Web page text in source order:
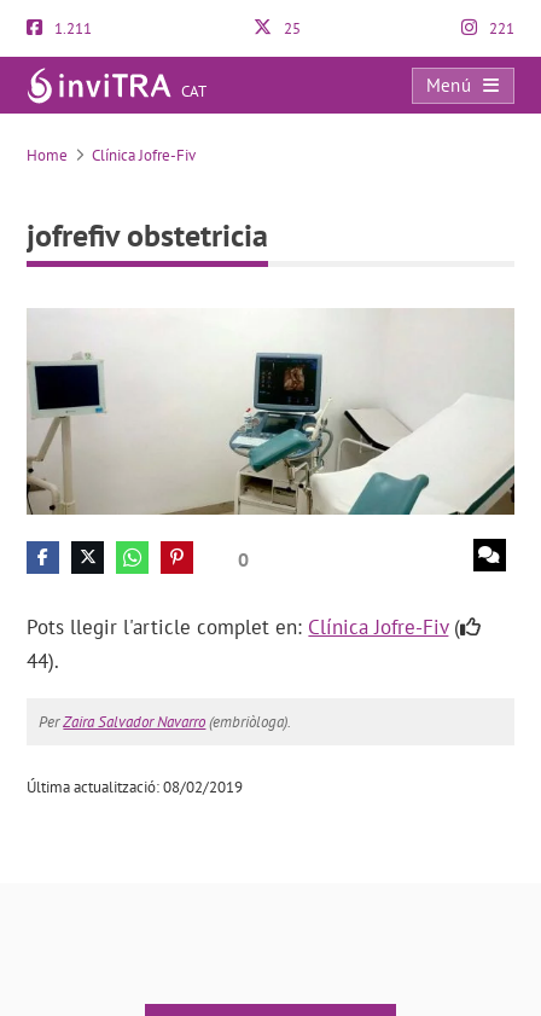
1.211 25 221
CAT
Menú
jofrefiv obstetricia
Home Clínica Jofre-Fiv
jofrefiv obstetricia
0
Pots llegir l'article complet en: Clínica Jofre-Fiv(
44).
PerZaira Salvador Navarro(embriòloga).
Última actualització: 08/02/2019